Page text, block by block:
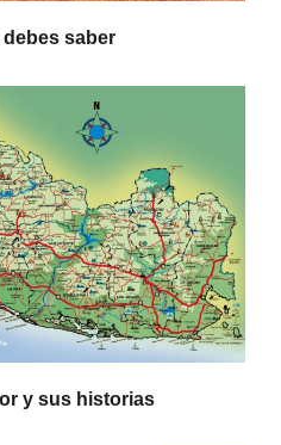
saber
y sus historias